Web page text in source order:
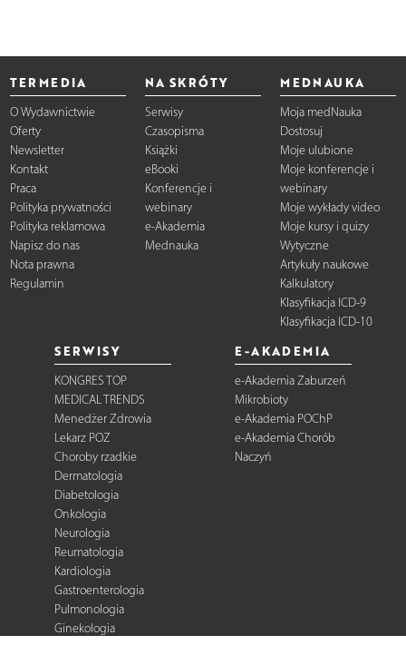
TERMEDIA
O Wydawnictwie
Oferty
Newsletter
Kontakt
Praca
Polityka prywatności
Polityka reklamowa
Napisz do nas
Nota prawna
Regulamin
NA SKRÓTY
Serwisy
Czasopisma
Książki
eBooki
Konferencje i
webinary
e-Akademia
Mednauka
MEDNAUKA
Moja medNauka
Dostosuj
Moje ulubione
Moje konferencje i
webinary
Moje wykłady video
Moje kursy i quizy
Wytyczne
Artykuły naukowe
Kalkulatory
Klasyfikacja ICD-9
Klasyfikacja ICD-10
SERWISY
KONGRES TOP
MEDICAL TRENDS
Menedżer Zdrowia
Lekarz POZ
Choroby rzadkie
Dermatologia
Diabetologia
Onkologia
Neurologia
Reumatologia
Kardiologia
Gastroenterologia
Pulmonologia
Ginekologia
E-AKADEMIA
e-Akademia Zaburzeń
Mikrobioty
e-Akademia POChP
e-Akademia Chorób
Naczyń